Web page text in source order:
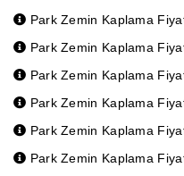
Park Zemin Kaplama
Park Zemin Kaplama
Park Zemin Kaplama
Park Zemin Kaplama
Park Zemin Kaplama
Park Zemin Kaplama